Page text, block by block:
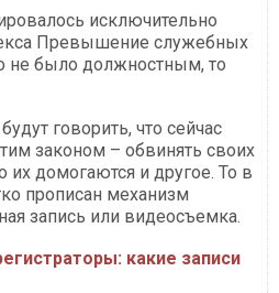
исключительно
Превышение служебных
не было должностным, то
говорить, что сейчас
законом – обвинять своих
их домогаются и другое. То в
прописан механизм
запись или видеосъемка.
какие записи